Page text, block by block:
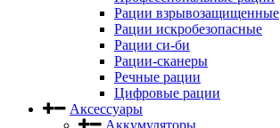
Рации взрывозащищенные
Рации искробезопасные
Рации си-би
Рации-сканеры
Речные рации
Цифровые рации
Аксессуары
Аккумуляторы